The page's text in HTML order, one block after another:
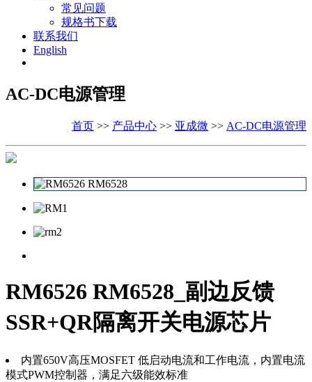
常见问题
规格书下载
联系我们
English
AC-DC电源管理
首页 >> 产品中心 >> 亚成微 >> AC-DC电源管理
RM6526 RM6528_副边反馈
SSR+QR隔离开关电源芯片
内置650V高压MOSFET 低启动电流和工作电流，内置电流
模式PWM控制器，满足六级能效标准